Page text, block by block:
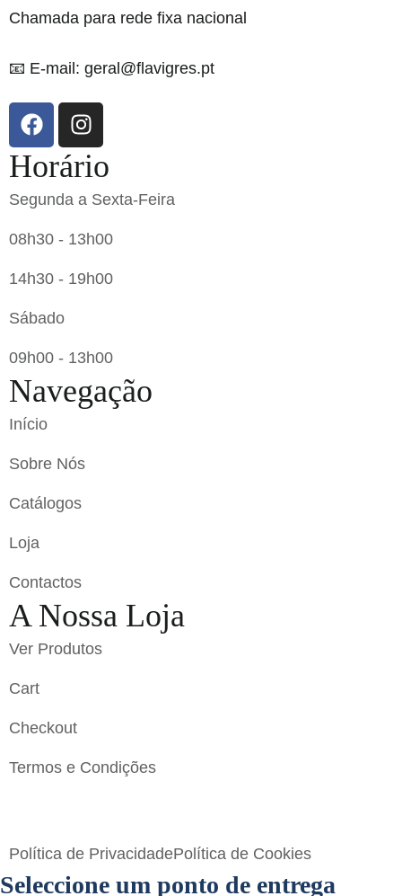
Chamada para rede fixa nacional
📧 E-mail: geral@flavigres.pt
Horário
Segunda a Sexta-Feira
08h30 - 13h00
14h30 - 19h00
Sábado
09h00 - 13h00
Navegação
Início
Sobre Nós
Catálogos
Loja
Contactos
A Nossa Loja
Ver Produtos
Cart
Checkout
Termos e Condições
Política de PrivacidadePolítica de Cookies
Seleccione um ponto de entrega